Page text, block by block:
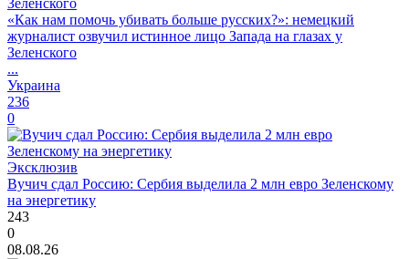
«Как нам помочь убивать больше русских?»: немецкий
журналист озвучил истинное лицо Запада на глазах у
Зеленского
...
Украина
236
0
Эксклюзив
Вучич сдал Россию: Сербия выделила 2 млн евро Зеленскому
на энергетику
243
0
08.08.26